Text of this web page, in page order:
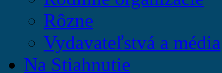
Rôzne
Vydavateľstvá a média
Na Stiahnutie